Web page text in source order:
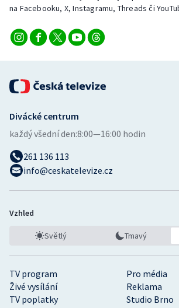
na Facebooku, X, Instagramu, Threads či
TV program
Pro média
Živé vysílání
Reklama
TV poplatky
Studio Brno
Divácké centrum
každý všední den:8:00—16:00 hodin
261 136 113
info@ceskatelevize.cz
Vzhled
Světlý Tmavý